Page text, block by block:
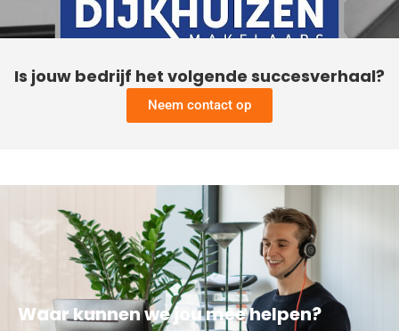
Is jouw bedrijf het volgende succesverhaal?
Neem contact op
Waar kunnen we jou mee helpen?